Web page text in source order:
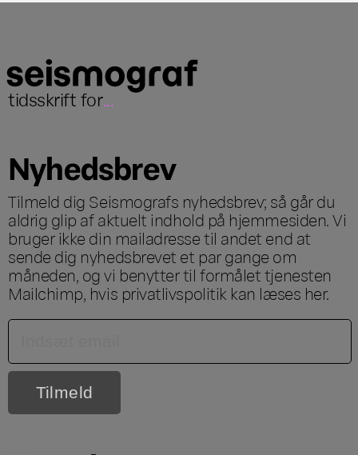
tidsskrift for...
Nyhedsbrev
Tilmeld dig Seismografs nyhedsbrev; så går du
aldrig glip af aktuelt indhold på hjemmesiden. Vi
bruger ikke din mailadresse til andet end at
sende dig nyhedsbrevet et par gange om
måneden, og vi benytter til formålet tjenesten
Mailchimp, hvis privatlivspolitik kan læses her.